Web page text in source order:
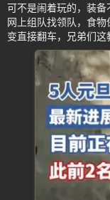
可不是闹着玩的，装
网上组队找领队，食
变直接翻车，兄弟们这